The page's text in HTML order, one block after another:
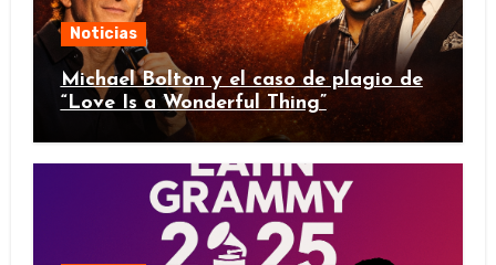
Noticias
Michael Bolton y el caso de plagio de
“Love Is a Wonderful Thing”